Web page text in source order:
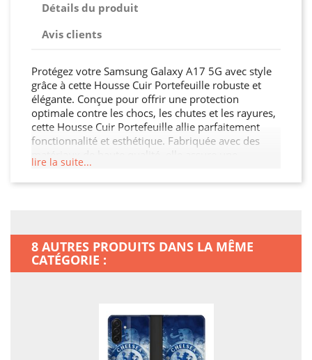
Détails du produit
Avis clients
Protégez votre Samsung Galaxy A17 5G avec style
grâce à cette Housse Cuir Portefeuille robuste et
élégante. Conçue pour offrir une protection
optimale contre les chocs, les chutes et les rayures,
cette Housse Cuir Portefeuille allie parfaitement
fonctionnalité et esthétique. Fabriquée avec des
durabilité exceptionnelle tout en restant légère et
facile à manipuler. Son design moderne et raffiné
protection.
lire la suite...
8 AUTRES PRODUITS DANS LA MÊME
CATÉGORIE :